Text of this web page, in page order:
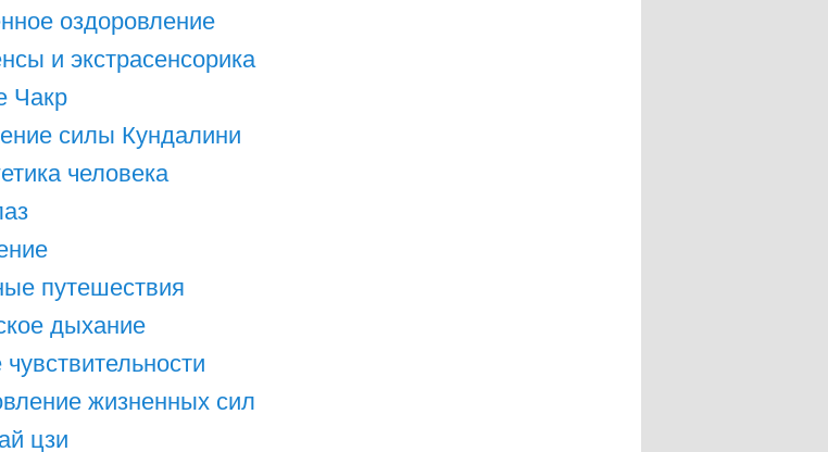
оздоровление
и экстрасенсорика
Чакр
силы Кундалини
человека
путешествия
дыхание
жизненных сил
цзи